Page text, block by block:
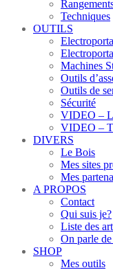
Techniques
OUTILS
Machines
Outils
Outils de
Sécurité
VIDEO –
VIDEO –
DIVERS
Le Bois
Mes sites
Mes
A PROPOS
Contact
Qui suis je?
Liste des
On parle
SHOP
Mes outils